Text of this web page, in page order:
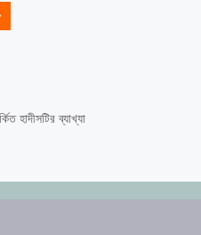
হাদীসটির ব্যাখ্যা